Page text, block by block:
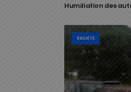
Humiliation des
SOCIÉTÉ